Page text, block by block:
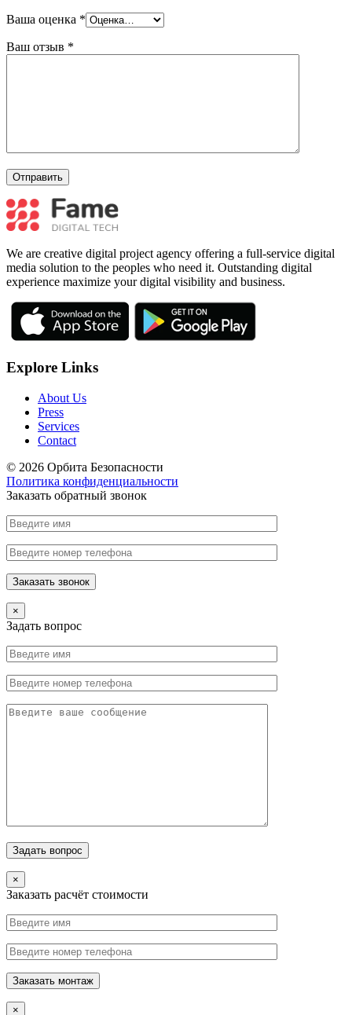
Ваша оценка *
Ваш отзыв *
We are creative digital project agency offering a full-service digital
media solution to the peoples who need it. Outstanding digital
experience maximize your digital visibility and business.
Explore Links
About Us
Press
Services
Contact
© 2026 Орбита Безопасности
Политика конфиденциальности
Заказать обратный звонок
×
Задать вопрос
×
Заказать расчёт стоимости
×